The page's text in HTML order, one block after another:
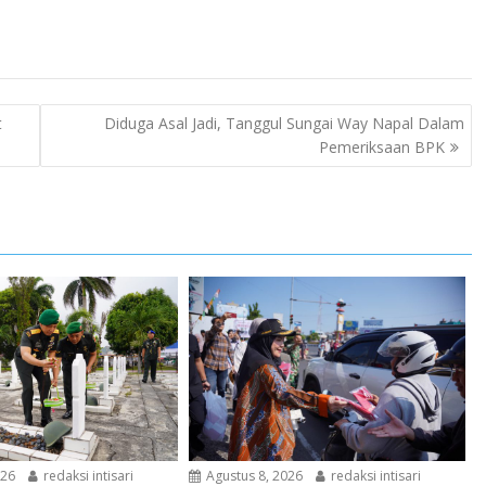
Diduga Asal Jadi, Tanggul Sungai Way Napal Dalam
Pemeriksaan BPK
redaksi intisari Agustus 8, 2026 redaksi intisari